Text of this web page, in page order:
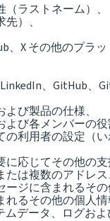
ラストネーム）、
）、
、X その他のプラ
、GitHub、
び製品の仕様、
び各メンバーの役
利用者の設定（
応じてその他の支
は複数のアドレス
ジに含まれるそ
るその他の個人情
データ、ログおよ